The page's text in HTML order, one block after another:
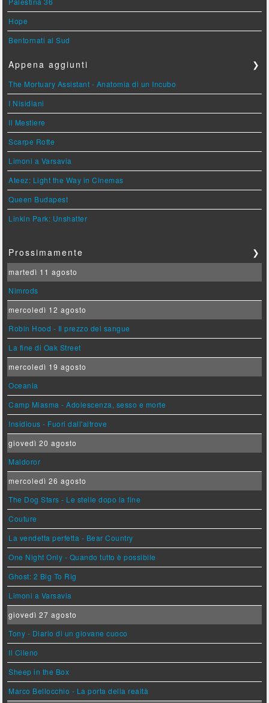
Hope
Bentornati al Sud
Appena aggiunti ❯
The Mortuary Assistant - Anatomia di un Incubo
I Nisidiani
Il Mestiere
Scarpe Rotte
Limoni a Varsavia
Ateez: Light the Way in Cinemas
Queen Budapest
Linkin Park: Unshatter
Prossimamente ❯
martedì 11 agosto
Nimrods
mercoledì 12 agosto
Robin Hood - Il prezzo del sangue
La fine di Oak Street
mercoledì 19 agosto
Oceania
Camp Miasma - Adolescenza, sesso e morte
Insidious - Fuori dall'altrove
giovedì 20 agosto
Maldoror
mercoledì 26 agosto
The Dog Stars - Le stelle dopo la fine
Couture
La vendetta perfetta - Bear Country
One Night Only - Quando tutto è possibile
Ghost: 2 Big To Rig
Limoni a Varsavia
giovedì 27 agosto
Tony - Diario di un giovane cuoco
Il Cileno
Sheep in the Box
Marco Bellocchio - La porta della realtà